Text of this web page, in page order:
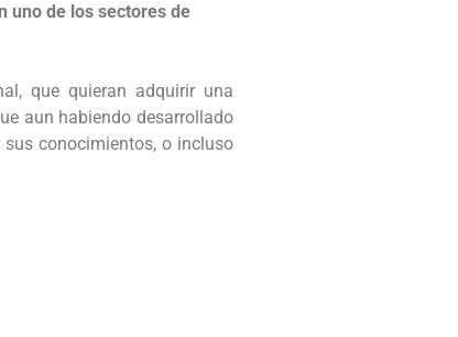
uno de los sectores de
que quieran adquirir una
aun habiendo desarrollado
conocimientos, o incluso